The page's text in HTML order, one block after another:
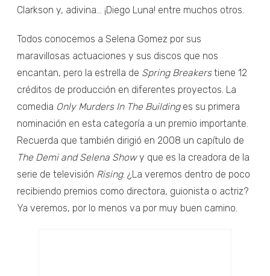
Clarkson y, adivina… ¡Diego Luna! entre muchos otros.
Todos conocemos a Selena Gomez por sus
maravillosas actuaciones y sus discos que nos
encantan, pero la estrella de Spring Breakerstiene 12
créditos de producción en diferentes proyectos. La
comedia Only Murders In The Buildinges su primera
nominación en esta categoría a un premio importante.
Recuerda que también dirigió en 2008 un capítulo de
The Demi and Selena Showy que es la creadora de la
serie de televisión Rising. ¿La veremos dentro de poco
recibiendo premios como directora, guionista o actriz?
Ya veremos, por lo menos va por muy buen camino.